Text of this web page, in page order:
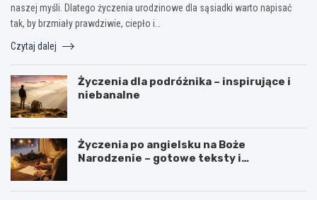
naszej myśli. Dlatego życzenia urodzinowe dla sąsiadki warto napisać
tak, by brzmiały prawdziwie, ciepło i…
Czytaj dalej
Życzenia dla podróżnika – inspirujące i
niebanalne
Życzenia po angielsku na Boże
Narodzenie – gotowe teksty i